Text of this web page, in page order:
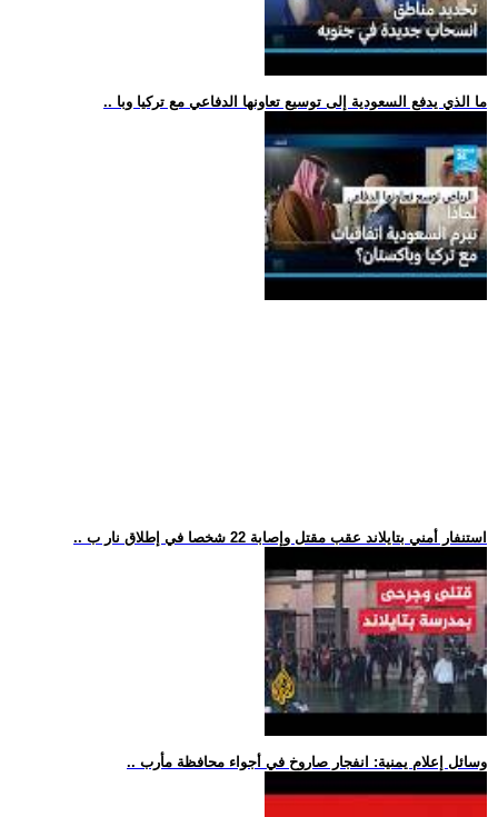
.. ما الذي يدفع السعودية إلى توسيع تعاونها الدفاعي مع تركيا وبا
.. استنفار أمني بتايلاند عقب مقتل وإصابة 22 شخصا في إطلاق نار ب
.. وسائل إعلام يمنية: انفجار صاروخ في أجواء محافظة مأرب